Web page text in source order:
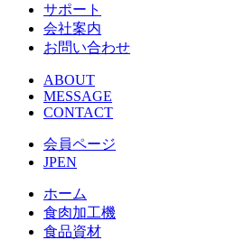
サポート
会社案内
お問い合わせ
ABOUT
MESSAGE
CONTACT
会員ページ
JPEN
ホーム
食肉加工機
食品資材